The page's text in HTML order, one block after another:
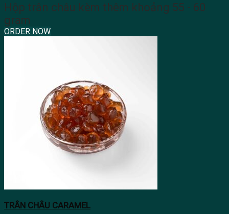
Hộp trân châu kèm thêm khoảng 55 - 60
gram
ORDER NOW
TRÂN CHÂU CARAMEL